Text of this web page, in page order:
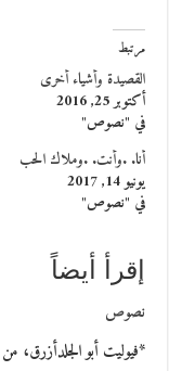
مرتبط
القصيدة وأشياء أخرى
أكتوبر 25, 2016
في "نصوص"
أنا. .وأنت. .وملاك الحب
يونيو 14, 2017
في "نصوص"
إقرأ أيضاً
نصوص
*فيوليت أبو الجلدأزرق،